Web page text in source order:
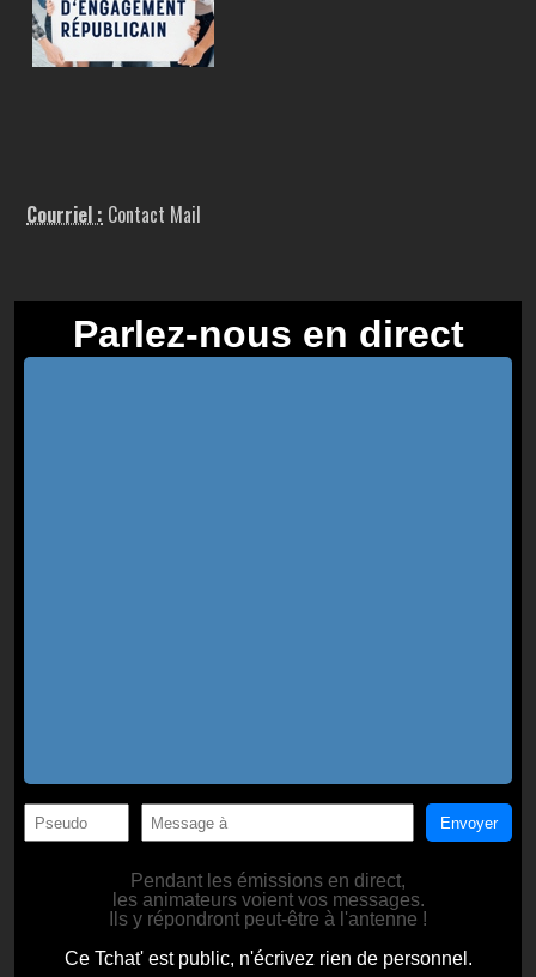
Courriel : Contact Mail